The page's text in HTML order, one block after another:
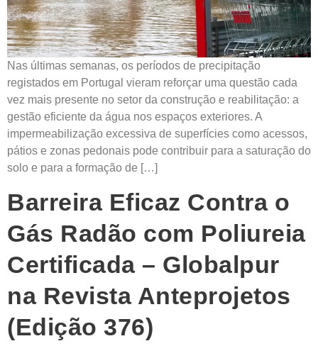
Nas últimas semanas, os períodos de precipitação
registados em Portugal vieram reforçar uma questão cada
vez mais presente no setor da construção e reabilitação: a
gestão eficiente da água nos espaços exteriores. A
impermeabilização excessiva de superfícies como acessos,
pátios e zonas pedonais pode contribuir para a saturação do
solo e para a formação de […]
Barreira Eficaz Contra o
Gás Radão com Poliureia
Certificada – Globalpur
na Revista Anteprojetos
(Edição 376)